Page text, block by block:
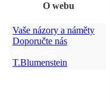
O webu
Vaše názory a náměty
Doporučte nás
T.Blumenstein